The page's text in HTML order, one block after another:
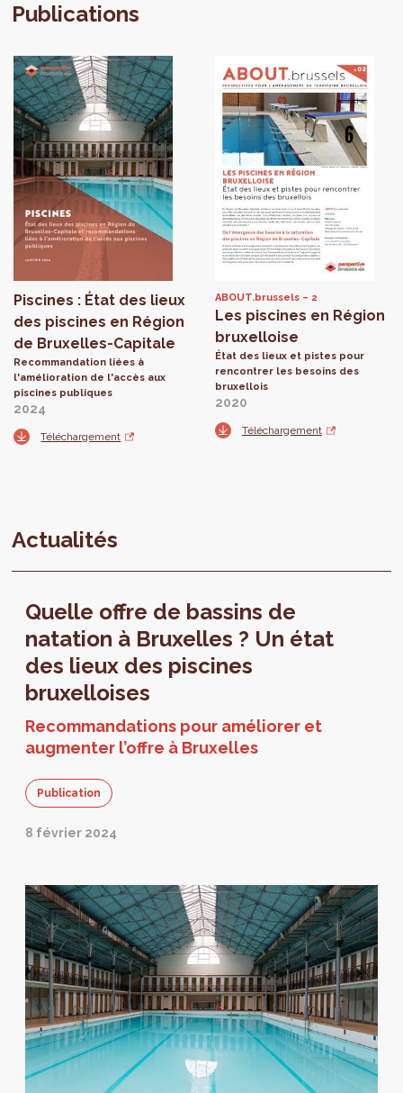
Publications
Piscines : État des lieux
des piscines en Région
de Bruxelles-Capitale
Recommandation liées à
l'amélioration de l'accès aux
piscines publiques
2024
Téléchargement
ABOUT.brussels 2
Les piscines en Région
bruxelloise
État des lieux et pistes pour
rencontrer les besoins des
bruxellois
2020
Téléchargement
Actualités
Quelle offre de bassins de
natation à Bruxelles ? Un état
des lieux des piscines
bruxelloises
Recommandations pour améliorer et
augmenter l’offre à Bruxelles
Publication
8 février 2024